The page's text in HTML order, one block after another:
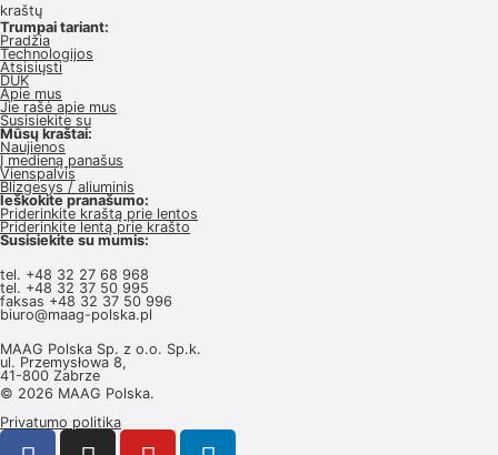
kraštų
Trumpai tariant:
Pradžia
Technologijos
Atsisiųsti
DUK
Apie mus
Jie rašė apie mus
Susisiekite su
Mūsų kraštai:
Naujienos
Į medieną panašus
Vienspalvis
Blizgesys / aliuminis
Ieškokite pranašumo:
Priderinkite kraštą prie lentos
Priderinkite lentą prie krašto
Susisiekite su mumis:
tel. +48 32 27 68 968
tel. +48 32 37 50 995
faksas +48 32 37 50 996
biuro@maag-polska.pl
MAAG Polska Sp. z o.o. Sp.k.
ul. Przemysłowa 8,
41-800 Zabrze
© 2026 MAAG Polska.
Privatumo politika